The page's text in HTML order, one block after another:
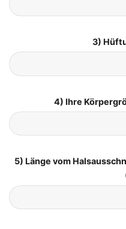
3)
4) Ihre
5) Länge vom